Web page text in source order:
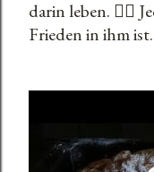
t
s
darin leben. 🧘‍♂️
Frieden in ihm ist.